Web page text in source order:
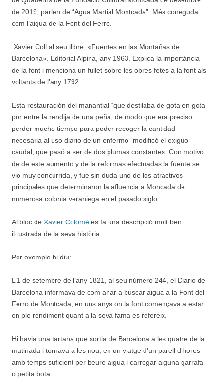
de 2019, parlen de “Agua Martial Montcada”. Més coneguda
com l’aigua de la Font del Ferro.
Xavier Coll al seu llibre, «Fuentes en las Montañas de
Barcelona». Editorial Alpina, any 1963. Explica la importància
de la font i menciona un fullet sobre les obres fetes a la font als
voltants de l’any 1792:
Esta restauración del manantial “que destilaba de gota en gota
por entre la rendija de una peña, de modo que era preciso
perder mucho tiempo para poder recoger la cantidad
necesaria al uso diario de un enfermo” modificó el exiguo
caudal, que pasó a ser de dos plumas constantes. Con motivo
de de este aumento y de la reformas efectuadas la fuente se
vio muy concurrida, y fue sin duda uno de los atractivos
principales que determinaron la afluencia a Moncada de
numerosa colonia veraniega en el pasado siglo.
Al bloc de Xavier Colomé es fa una descripció molt ben
il·lustrada de la seva història.
Per exemple hi diu:
L’1 de setembre de l’any 1821, al seu número 244, el Diario de
Barcelona informava de com anar a buscar aigua a la Font del
Ferro de Montcada, en uns anys on la font començava a estar
en ple rendiment quant a la seva fama es refereix.
Hi havia una tartana que sortia de Barcelona a les quatre de la
matinada i tornava a les nou, en un viatge d’un parell d’hores
amb temps suficient per beure aigua i carregar alguna garrafa
o petita bota.